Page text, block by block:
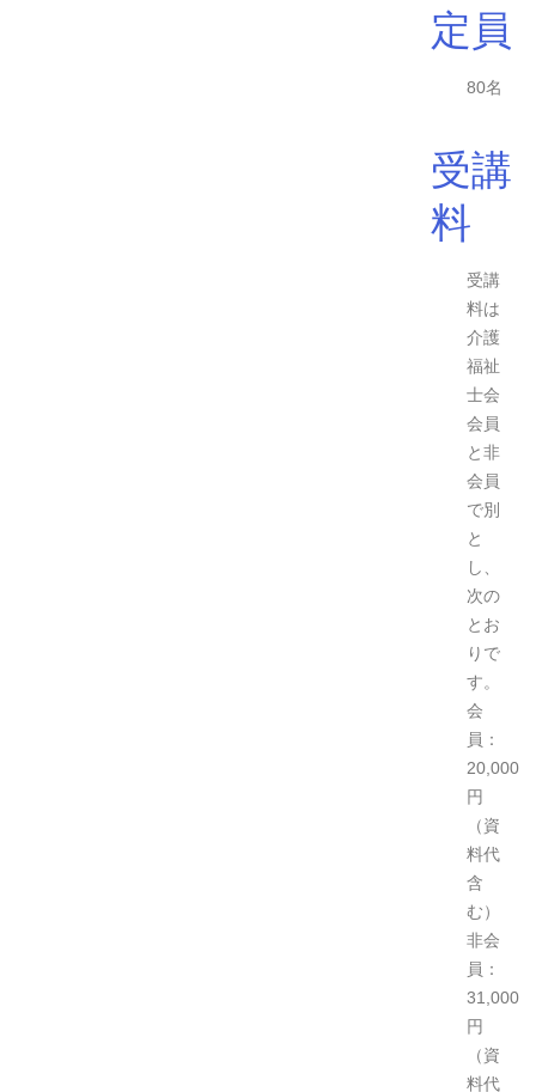
定員
80名
受講
料
受講
料は
介護
福祉
士会
会員
と非
会員
で別
と
し、
次の
とお
りで
す。
会
員：
20,000
円
（資
料代
含
む）
非会
員：
31,000
円
（資
料代